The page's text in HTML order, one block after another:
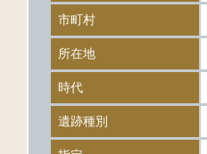
市町村
所在地
時代
遺跡種別